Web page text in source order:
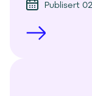
Publisert